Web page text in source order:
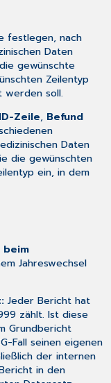
festlegen, nach
Daten
gewünschte
Zeilentyp
werden soll.
Zeile, Befund
Daten
die gewünschten
ein, in dem
beim
Jahreswechsel
Jeder Bericht hat
zählt. Ist diese
Grundbericht
Fall seinen eigenen
der internen
in den